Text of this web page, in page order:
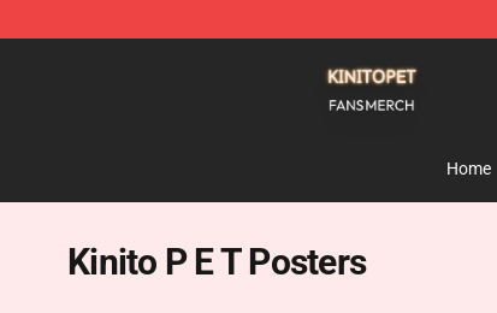
Home
Kinito P E T Posters